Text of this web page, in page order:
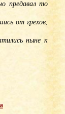
предавал то
от грехов,
ныне к